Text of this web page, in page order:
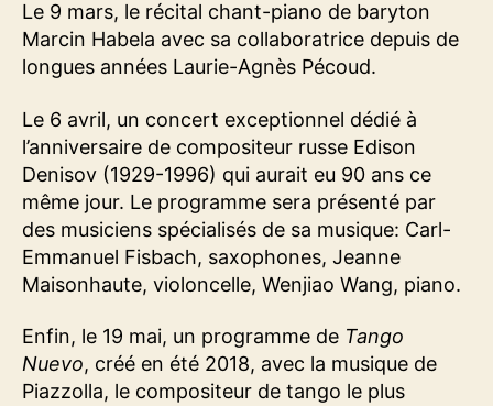
Le 9 mars, le récital chant-piano de baryton
Marcin Habela avec sa collaboratrice depuis de
longues années Laurie-Agnès Pécoud.
Le 6 avril, un concert exceptionnel dédié à
l’anniversaire de compositeur russe Edison
Denisov (1929-1996) qui aurait eu 90 ans ce
même jour. Le programme sera présenté par
des musiciens spécialisés de sa musique: Carl-
Emmanuel Fisbach, saxophones, Jeanne
Maisonhaute, violoncelle, Wenjiao Wang, piano.
Enfin, le 19 mai, un programme de Tango
Nuevo, créé en été 2018, avec la musique de
Piazzolla, le compositeur de tango le plus